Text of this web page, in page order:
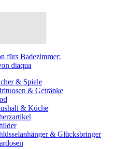
fürs Badezimmer:
diaqua
& Spiele
& Getränke
& Küche
& Glücksbringer